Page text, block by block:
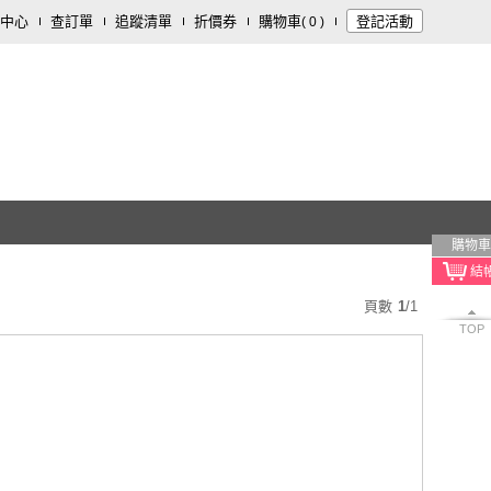
心 查訂單 追蹤清單 折價券 購物車( 0 ) 登記活動
購物車
TOP
頁數 1/1